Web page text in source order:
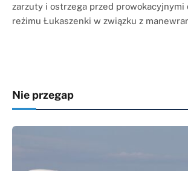
zarzuty i ostrzega przed prowokacyjnymi
reżimu Łukaszenki w związku z
Nie przegap